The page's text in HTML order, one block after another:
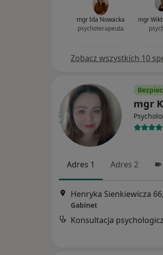
mgr Ida Nowacka
psychoterapeuta
mgr
Zobacz wszystkich 10
mgr
Adres 1 Adres 2
Henryka Sienkiewicza
Gabinet
Konsultacja